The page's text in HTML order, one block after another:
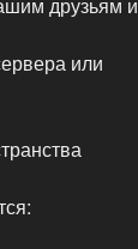
друзьям и
или